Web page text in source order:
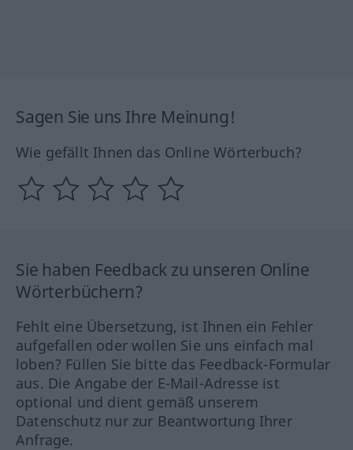
Sagen Sie uns Ihre Meinung!
Wie gefällt Ihnen das Online Wörterbuch?
Sie haben Feedback zu unseren Online
Wörterbüchern?
Fehlt eine Übersetzung, ist Ihnen ein Fehler
aufgefallen oder wollen Sie uns einfach mal
loben? Füllen Sie bitte das Feedback-Formular
aus. Die Angabe der E-Mail-Adresse ist
optional und dient gemäß unserem
Datenschutz nur zur Beantwortung Ihrer
Anfrage.